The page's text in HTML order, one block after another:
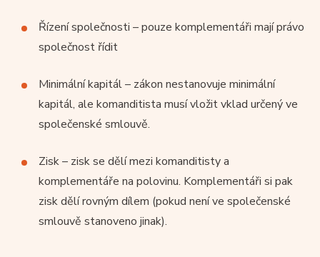
Řízení společnosti – pouze komplementáři mají právo
společnost řídit
Minimální kapitál – zákon nestanovuje minimální
kapitál, ale komanditista musí vložit vklad určený ve
společenské smlouvě.
Zisk – zisk se dělí mezi komanditisty a
komplementáře na polovinu. Komplementáři si pak
zisk dělí rovným dílem (pokud není ve společenské
smlouvě stanoveno jinak).